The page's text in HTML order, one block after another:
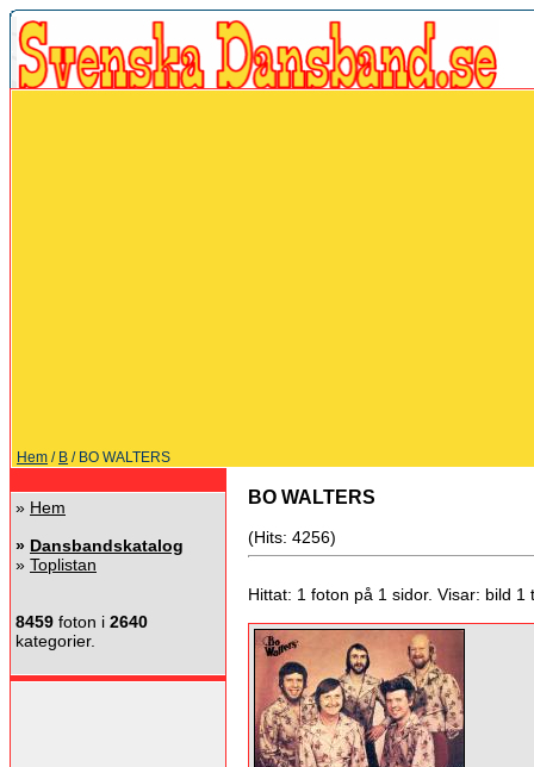
Hem / B / BO WALTERS
» Hem
» Dansbandskatalog
» Toplistan
8459 foton i 2640
kategorier.
BO WALTERS
(Hits: 4256)
Hittat: 1 foton på 1 sidor. Visar: bild 1